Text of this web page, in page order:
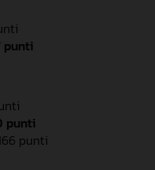
punti
punti
punti